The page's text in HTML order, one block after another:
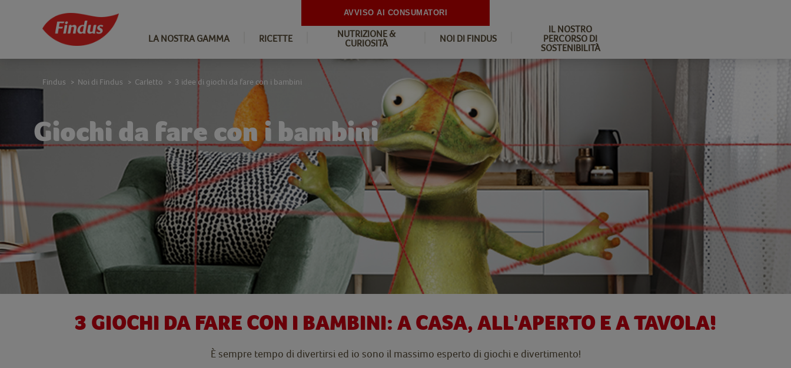
LA NOSTRA GAMMA RICETTE
NUTRIZIONE &
CURIOSITÀ
NOI DI FINDUS
IL NOSTRO
PERCORSO DI
SOSTENIBILITÀ
Giochi da fare con i bambini
Findus > Noi di Findus > Carletto > 3 idee di giochi da fare con i bambini
3 GIOCHI DA FARE CON I BAMBINI: A CASA, ALL'APERTO E A TAVOLA!
È sempre tempo di divertirsi ed io sono il massimo esperto di giochi e divertimento!
AVVISO AI CONSUMATORI